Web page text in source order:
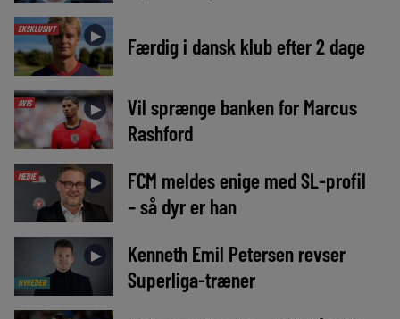
EKSKLUSIVT ► Færdig i dansk klub efter 2 dage
AVIS ►
Vil sprænge banken for Marcus
Rashford
MEDIE ►
FCM meldes enige med SL-profil
– så dyr er han
NYHEDER
►
Kenneth Emil Petersen revser
Superliga-træner